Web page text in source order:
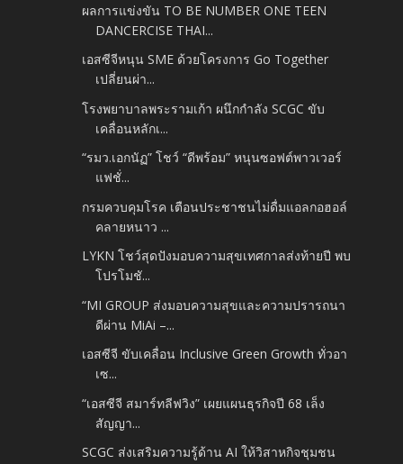
ผลการแข่งขัน TO BE NUMBER ONE TEEN
DANCERCISE THAI...
เอสซีจีหนุน SME ด้วยโครงการ Go Together
เปลี่ยนผ่า...
โรงพยาบาลพระรามเก้า ผนึกกำลัง SCGC ขับ
เคลื่อนหลักเ...
“รมว.เอกนัฏ” โชว์ “ดีพร้อม” หนุนซอฟต์พาวเวอร์
แฟชั่...
กรมควบคุมโรค เตือนประชาชนไม่ดื่มแอลกอฮอล์
คลายหนาว ...
LYKN โชว์สุดปังมอบความสุขเทศกาลส่งท้ายปี พบ
โปรโมชั...
“MI GROUP ส่งมอบความสุขและความปรารถนา
ดีผ่าน MiAi –...
เอสซีจี ขับเคลื่อน Inclusive Green Growth ทั่วอา
เซ...
“เอสซีจี สมาร์ทลีฟวิง” เผยแผนธุรกิจปี 68 เล็ง
สัญญา...
SCGC ส่งเสริมความรู้ด้าน AI ให้วิสาหกิจชุมชน